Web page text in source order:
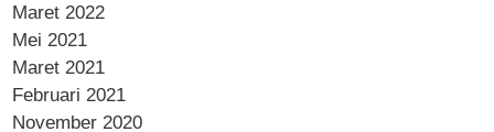
Maret 2022
Mei 2021
Maret 2021
Februari 2021
November 2020